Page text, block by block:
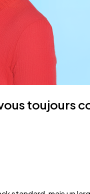
toujours